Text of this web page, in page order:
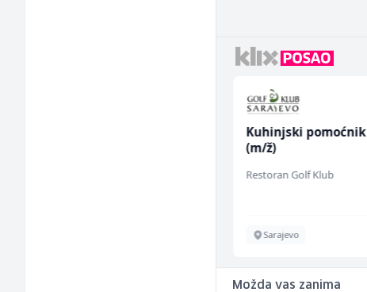
Kuhinjski pomoćnik
(m/ž)
Restoran Golf Klub
Sarajevo
Možda vas zanima